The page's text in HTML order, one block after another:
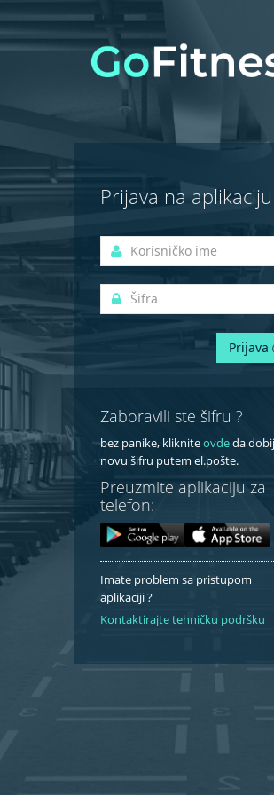
Prijava na aplikaciju
Prijava
Zaboravili ste šifru ?
bez panike, klikniteovdeda
novu šifru putem el.pošte.
Preuzmite aplikaciju za
telefon:
Imate problem sa pristupom
aplikaciji ?
Kontaktirajte tehničku podršku